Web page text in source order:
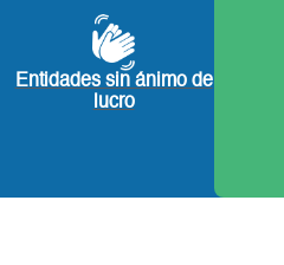
Entidades sin ánimo de
lucro